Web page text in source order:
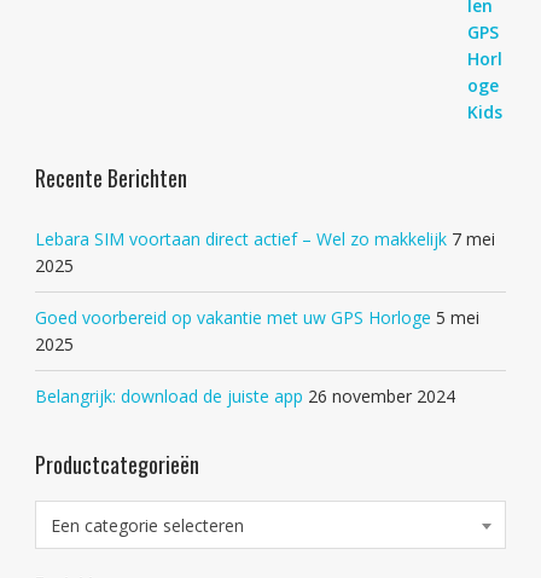
Recente Berichten
Lebara SIM voortaan direct actief – Wel zo makkelijk 7 mei
2025
Goed voorbereid op vakantie met uw GPS Horloge 5 mei
2025
Belangrijk: download de juiste app 26 november 2024
Productcategorieën
Een categorie selecteren